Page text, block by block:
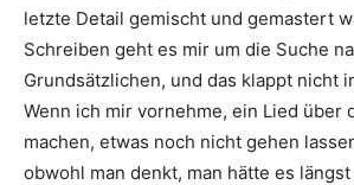
letzte Detail gemischt und gemastert
Schreiben geht es mir um die Suche
Grundsätzlichen, und das klappt nicht
Wenn ich mir vornehme, ein Lied über
machen, etwas noch nicht gehen
obwohl man denkt, man hätte es